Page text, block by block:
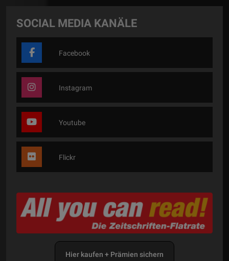
SOCIAL MEDIA KANÄLE
Facebook
Instagram
Youtube
Flickr
Hier kaufen + Prämien sichern